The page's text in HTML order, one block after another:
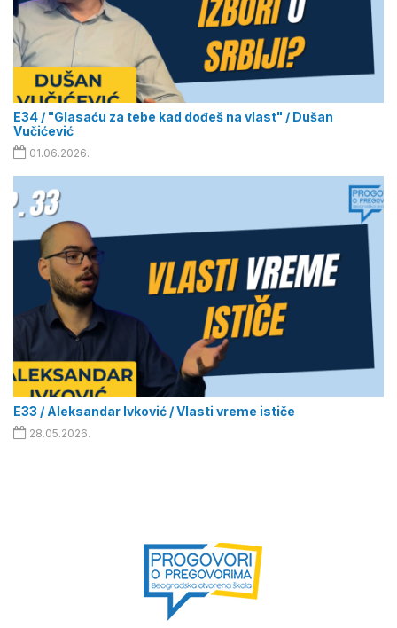
E34 / "Glasaću za tebe kad dođeš na vlast" / Dušan
Vučićević
01.06.2026.
E33 / Aleksandar Ivković / Vlasti vreme ističe
28.05.2026.